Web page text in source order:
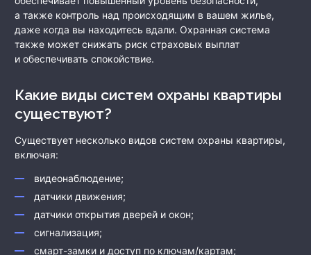
а также контроль над происходящим в вашем жилье,
даже когда вы находитесь вдали. Охранная система
также может снижать риск страховых выплат
и обеспечивать спокойствие.
Какие виды систем охраны квартиры
существуют?
Существует несколько видов систем охраны квартиры,
включая:
видеонаблюдение;
датчики движения;
датчики открытия дверей и окон;
сигнализация;
смарт-замки и доступ по ключам/картам;